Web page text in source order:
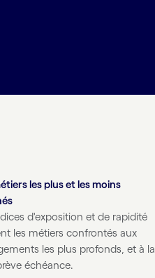
les plus et les moins
d'exposition et de rapidité
les métiers confrontés aux
les plus profonds, et à la
échéance.